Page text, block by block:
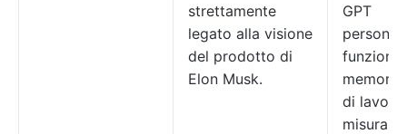
strettamente
legato alla visione
del prodotto di
Elon Musk.
GPT
di lavoro
misura